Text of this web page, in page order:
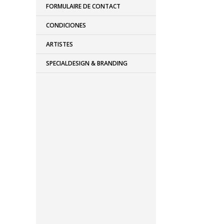
FORMULAIRE DE CONTACT
CONDICIONES
ARTISTES
SPECIALDESIGN & BRANDING